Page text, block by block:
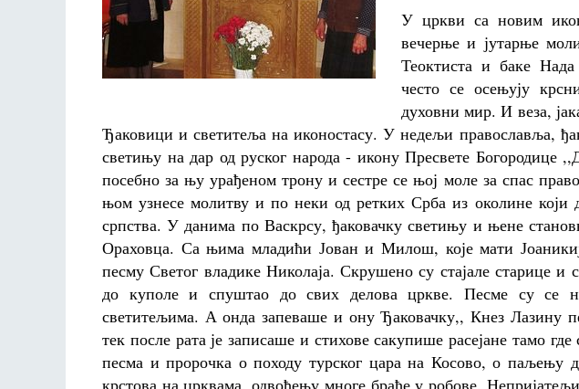
У цркви са новим
вечерње и јутарње
Теоктиста и баке
често се осењују
духовни мир. И веза,
Ђаковици и светитеља на иконостасу. У недељи православља,
светињу на дар од руског народа - икону Пресвете Богородице
посебно за њу урађеном трону и сестре се њој моле за спас
њом узнесе молитву и по неки од ретких Срба из околине који
српства. У данима по Васкрсу, ђаковачку светињу и њене
Ораховца. Са њима младићи Јован и Милош, које мати
песму Светог владике Николаја. Скрушено су стајале старице и
до куполе и спуштао до свих делова цркве. Песме су се
светитељима. А онда запеваше и ону Ђаковачку,, Кнез Лазину
тек после рата је записаше и стихове сакупише расејане тамо
песма и пророчка о походу турског цара на Косово, о паљењу
крстова на црквама, одвођењу многе браће у робове.